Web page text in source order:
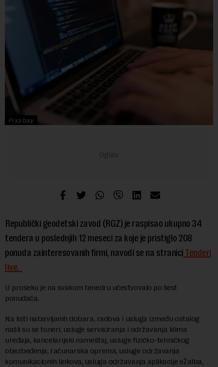
Pixabay
Republički geodetski zavod (RGZ) je raspisao ukupno 34
tendera u poslednjih 12 meseci za koje je pristiglo 208
ponuda zainteresovanih firmi, navodi se na stranici Tenderi
live.
U proseku je na svakom tenedru učestvovalo po šest
ponuđača.
Na listi nabavljanih dobara, radova i usluga između ostalog
našli su se toneri, usluge servisiranja i održavanja klima
uređaja, kancelarijski nameštaj, usluge fizičko-tehničkog
obezbeđenja, računarska oprema, usluge održavanja
komunikacionih linkova, usluga održavanja aplikacije eŽalba,